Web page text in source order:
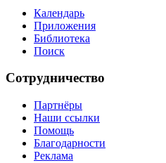
Календарь
Приложения
Библиотека
Поиск
Сотрудничество
Партнёры
Наши ссылки
Помощь
Благодарности
Реклама